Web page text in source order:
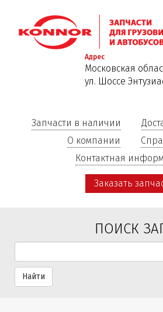
к
Адрес
Московская
ул. Шоссе
Запчасти в наличии
О компании
Контактная
Заказать
ПОИСК
Найти